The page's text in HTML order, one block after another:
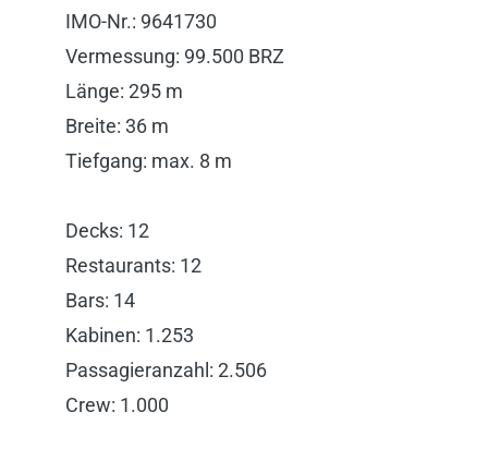
IMO-Nr.: 9641730
Vermessung: 99.500 BRZ
Länge: 295 m
Breite: 36 m
Tiefgang: max. 8 m
Decks: 12
Restaurants: 12
Bars: 14
Kabinen: 1.253
Passagieranzahl: 2.506
Crew: 1.000